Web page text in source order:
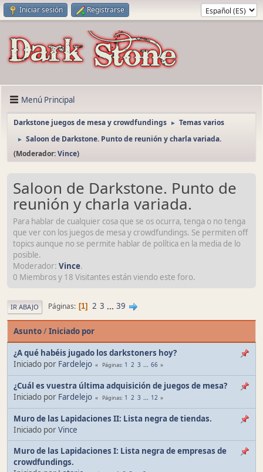
Iniciar sesión Registrarse
Menú Principal
Darkstone juegos de mesa y crowdfundings ► Temas varios
►
Saloon de Darkstone. Punto de reunión y charla variada.
(Moderador:Vince)
Saloon de Darkstone. Punto de
reunión y charla variada.
Para hablar de cualquier cosa que se os ocurra, tenga o no tenga
que ver con los juegos de mesa y crowdfundings. Se permiten off
topics aunque no se permite hablar de política en la media de lo
posible.
Moderador: Vince.
0 Miembros y 18 Visitantes están viendo este foro.
IR ABAJO Páginas 1 2 3 ... 39
Asunto/Iniciado por
¿A qué habéis jugado los darkstoners hoy?
Iniciado por Fardelejo Páginas 1 2 3 ... 66
¿Cuál es vuestra última adquisición de juegos de mesa?
Iniciado por Fardelejo Páginas 1 2 3 ... 12
Muro de las Lapidaciones II: Lista negra de tiendas.
Iniciado porVince
Muro de las Lapidaciones I: Lista negra de empresas de
crowdfundings.